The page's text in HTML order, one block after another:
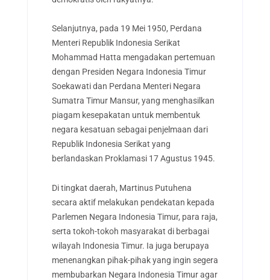
Selanjutnya, pada 19 Mei 1950, Perdana
Menteri Republik Indonesia Serikat
Mohammad Hatta mengadakan pertemuan
dengan Presiden Negara Indonesia Timur
Soekawati dan Perdana Menteri Negara
Sumatra Timur Mansur, yang menghasilkan
piagam kesepakatan untuk membentuk
negara kesatuan sebagai penjelmaan dari
Republik Indonesia Serikat yang
berlandaskan Proklamasi 17 Agustus 1945.
Di tingkat daerah, Martinus Putuhena
secara aktif melakukan pendekatan kepada
Parlemen Negara Indonesia Timur, para raja,
serta tokoh-tokoh masyarakat di berbagai
wilayah Indonesia Timur. Ia juga berupaya
menenangkan pihak-pihak yang ingin segera
membubarkan Negara Indonesia Timur agar